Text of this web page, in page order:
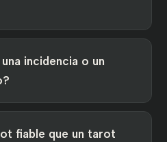
incidencia o un
fiable que un tarot